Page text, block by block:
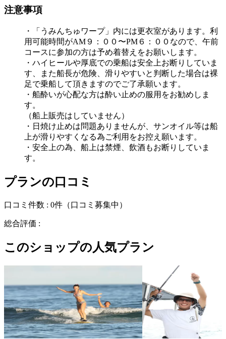
注意事項
・「うみんちゅワープ」内には更衣室があります。利
用可能時間がAM９：００〜PM６：００なので、午前
コースに参加の方は予め着替えをお願いします。
・ハイヒールや厚底での乗船は安全上お断りしていま
す、また船長が危険、滑りやすいと判断した場合は裸
足で乗船して頂きますのでご了承願います。
・船酔いが心配な方は酔い止めの服用をお勧めしま
す。
（船上販売はしていません）
・日焼け止めは問題ありませんが、サンオイル等は船
上が滑りやすくなる為ご利用をお控え願います。
・安全上の為、船上は禁煙、飲酒もお断りしていま
す。
プランの口コミ
口コミ件数 : 0件 （口コミ募集中）
総合評価 :
このショップの人気プラン